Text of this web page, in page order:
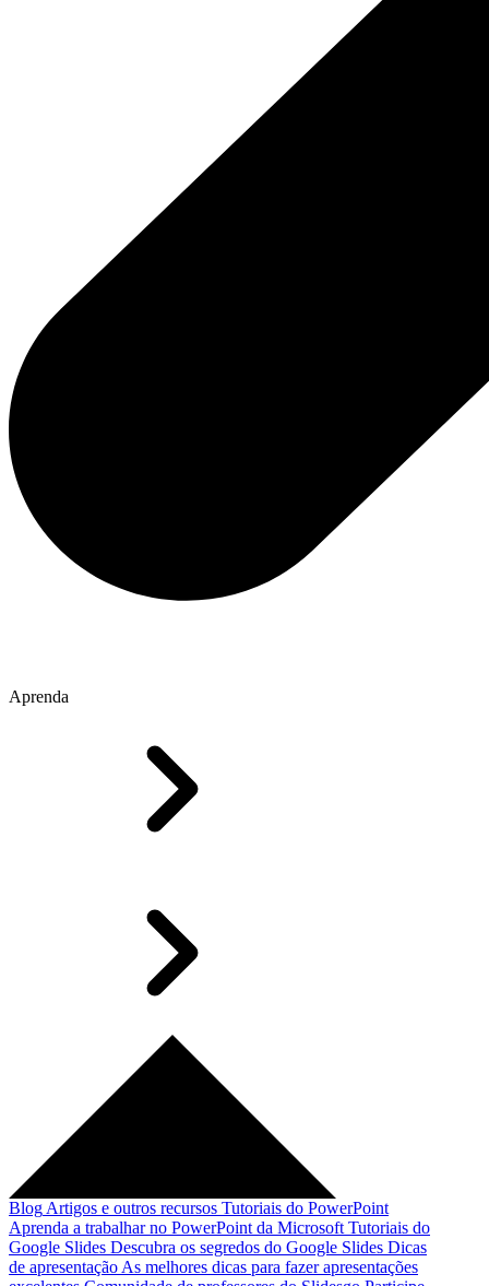
Aprenda
Blog Artigos e outros recursos Tutoriais do PowerPoint
Aprenda a trabalhar no PowerPoint da Microsoft Tutoriais do
Google Slides Descubra os segredos do Google Slides Dicas
de apresentação As melhores dicas para fazer apresentações